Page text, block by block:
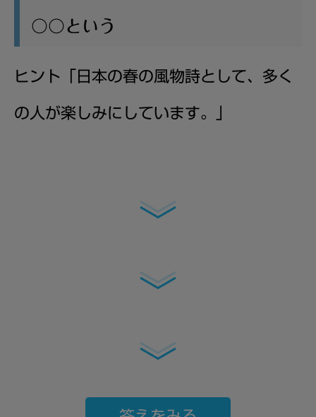
〇〇という
ヒント「 日本の春の風物詩として、多く
の人が楽しみにしています。